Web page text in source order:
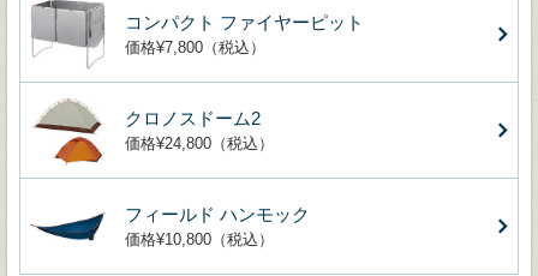
コンパクト ファイヤーピット
価格¥7,800（税込）
クロノスドーム2
価格¥24,800（税込）
フィールド ハンモック
価格¥10,800（税込）